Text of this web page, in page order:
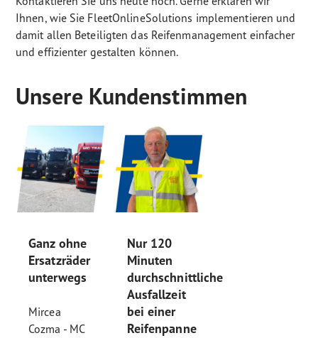
Ihnen, wie Sie FleetOnlineSolutions implementieren und
damit allen Beteiligten das Reifenmanagement einfacher
und effizienter gestalten können.
Unsere Kundenstimmen
Ganz ohne
Ersatzräder
unterwegs
Mircea
Cozma - MC
Nur 120
Minuten
durchschnittliche
Ausfallzeit
bei einer
Reifenpanne